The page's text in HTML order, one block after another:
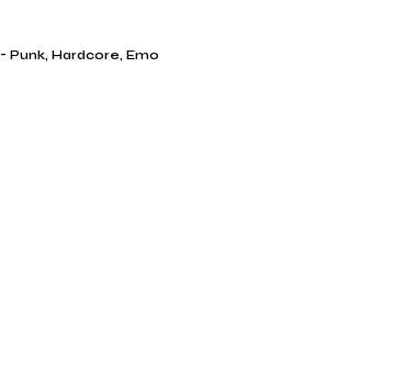
-Punk, Hardcore, Emo